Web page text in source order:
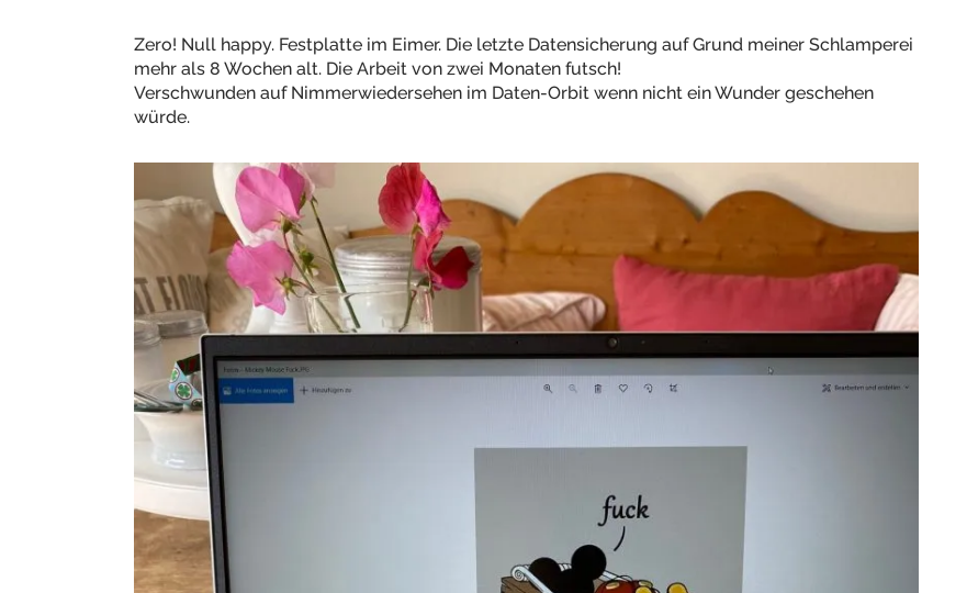
Zero! Null happy. Festplatte im Eimer. Die letzte Datensicherung auf Grund meiner Schlamperei
mehr als 8 Wochen alt. Die Arbeit von zwei Monaten futsch!
Verschwunden auf Nimmerwiedersehen im Daten-Orbit wenn nicht ein Wunder geschehen
würde.